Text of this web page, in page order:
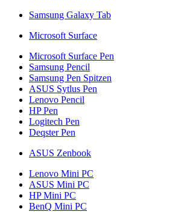
Samsung Galaxy Tab
Microsoft Surface
Microsoft Surface Pen
Samsung Pencil
Samsung Pen Spitzen
ASUS Sytlus Pen
Lenovo Pencil
HP Pen
Logitech Pen
Deqster Pen
ASUS Zenbook
Lenovo Mini PC
ASUS Mini PC
HP Mini PC
BenQ Mini PC